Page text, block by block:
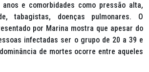
e comorbidades como pressão alta,
tabagistas, doenças pulmonares. O
por Marina mostra que apesar do
infectadas ser o grupo de 20 a 39 e
de mortes ocorre entre aqueles